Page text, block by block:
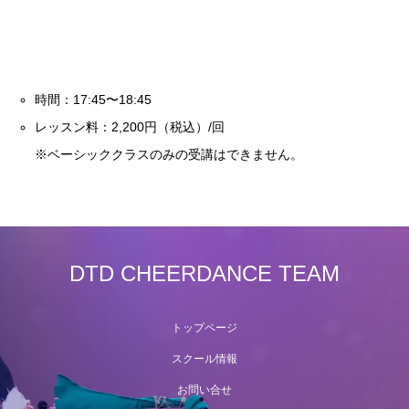
時間：17:45〜18:45
レッスン料：2,200円（税込）/回
※ベーシッククラスのみの受講はできません。
DTD CHEERDANCE TEAM
トップページ
スクール情報
お問い合せ